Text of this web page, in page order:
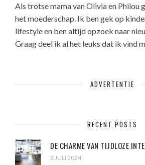
Als trotse mama van Olivia en Philou
het moederschap. Ik ben gek op
lifestyle en ben altijd opzoek naar
Graag deel ik al het leuks dat ik vind
ADVERTENTIE
RECENT POSTS
DE CHARME VAN TIJDLOZE
3 JULI 2024